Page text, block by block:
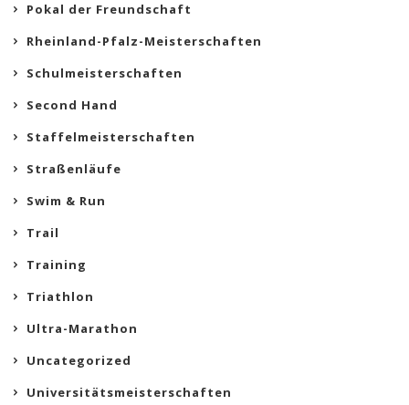
Pokal der Freundschaft
Rheinland-Pfalz-Meisterschaften
Schulmeisterschaften
Second Hand
Staffelmeisterschaften
Straßenläufe
Swim & Run
Trail
Training
Triathlon
Ultra-Marathon
Uncategorized
Universitätsmeisterschaften